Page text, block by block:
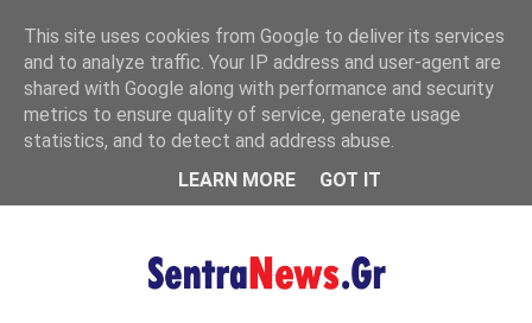
MENU
This site uses cookies from Google to deliver its services
and to analyze traffic. Your IP address and user-agent are
shared with Google along with performance and security
metrics to ensure quality of service, generate usage
statistics, and to detect and address abuse.
LEARN MORE
GOT IT